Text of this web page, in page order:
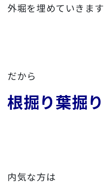
外堀を埋めていきます
だから
根掘り葉掘り
内気な方は